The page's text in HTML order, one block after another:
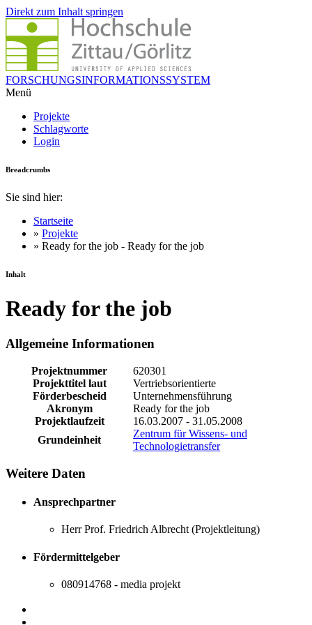
Direkt zum Inhalt springen
FORSCHUNGSINFORMATIONSSYSTEM
Menü
Projekte
Schlagworte
Login
Breadcrumbs
Sie sind hier:
Startseite
» Projekte
» Ready for the job - Ready for the job
Inhalt
Ready for the job
Allgemeine Informationen
Projektnummer
620301
Projekttitel laut
Förderbescheid
Vertriebsorientierte
Unternehmensführung
Akronym
Ready for the job
Projektlaufzeit
16.03.2007 - 31.05.2008
Grundeinheit
Zentrum für Wissens- und
Technologietransfer
Weitere Daten
Ansprechpartner
Herr Prof. Friedrich Albrecht (Projektleitung)
Fördermittelgeber
080914768 - media projekt